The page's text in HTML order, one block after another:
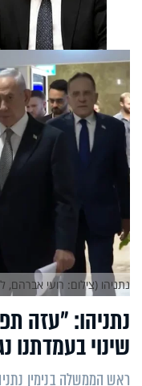
נתניהו: ״עזה
שינוי בעמדתנו
ראש הממשלה בנימין
נתניהו (צילום: רועי אברהם,